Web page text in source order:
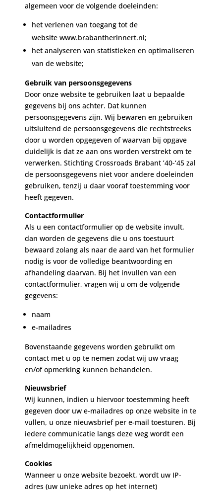
algemeen voor de volgende doeleinden:
het verlenen van toegang tot de
website www.brabantherinnert.nl;
het analyseren van statistieken en optimaliseren
van de website;
Gebruik van persoonsgegevens
Door onze website te gebruiken laat u bepaalde
gegevens bij ons achter. Dat kunnen
persoonsgegevens zijn. Wij bewaren en gebruiken
uitsluitend de persoonsgegevens die rechtstreeks
door u worden opgegeven of waarvan bij opgave
duidelijk is dat ze aan ons worden verstrekt om te
verwerken. Stichting Crossroads Brabant ’40-‘45 zal
de persoonsgegevens niet voor andere doeleinden
gebruiken, tenzij u daar vooraf toestemming voor
heeft gegeven.
Contactformulier
Als u een contactformulier op de website invult,
dan worden de gegevens die u ons toestuurt
bewaard zolang als naar de aard van het formulier
nodig is voor de volledige beantwoording en
afhandeling daarvan. Bij het invullen van een
contactformulier, vragen wij u om de volgende
gegevens:
naam
e-mailadres
Bovenstaande gegevens worden gebruikt om
contact met u op te nemen zodat wij uw vraag
en/of opmerking kunnen behandelen.
Nieuwsbrief
Wij kunnen, indien u hiervoor toestemming heeft
gegeven door uw e-mailadres op onze website in te
vullen, u onze nieuwsbrief per e-mail toesturen. Bij
iedere communicatie langs deze weg wordt een
afmeldmogelijkheid opgenomen.
Cookies
Wanneer u onze website bezoekt, wordt uw IP-
adres (uw unieke adres op het internet)